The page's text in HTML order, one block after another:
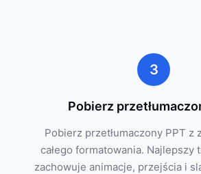
3
Pobierz
Pobierz przetłumaczony PPT z
całego formatowania. Najlepszy
zachowuje animacje, przejścia i